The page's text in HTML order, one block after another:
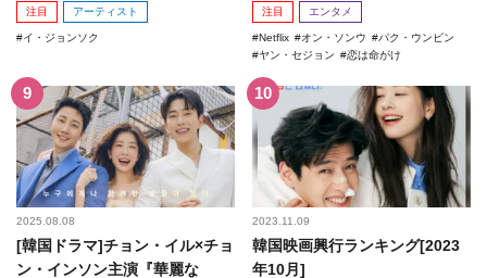
注目 アーティスト
イ・ジョンソク
注目 エンタメ
Netflix オン・ソンウ
パク・ウンビン
ヤン・セジョン
恋は命がけ
2025.08.08
[韓国ドラマ]チョン・イル×チョ
ン・インソン主演『華麗な
2023.11.09
韓国映画興行ランキング[2023
年10月]